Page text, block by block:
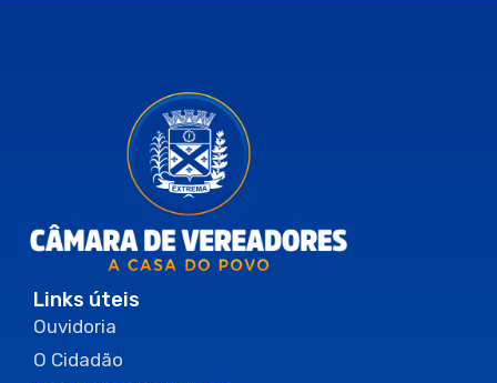
Links úteis
Ouvidoria
O Cidadão